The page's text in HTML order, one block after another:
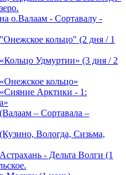
о.Валаам - Сортавалу -
кольцо" (2 дня / 1
Удмуртии» (3 дня / 2
кольцо»
Арктики - 1:
– Сортавала –
Вологда, Сизьма,
- Дельта Волги (1